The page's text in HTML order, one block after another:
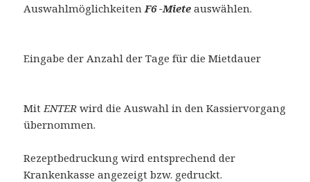
Auswahlmöglichkeiten F6 -Mieteauswählen.
Eingabe der Anzahl der Tage für die Mietdauer
Mit ENTERwird die Auswahl in den Kassiervorgang
übernommen.
Rezeptbedruckung wird entsprechend der
Krankenkasse angezeigt bzw. gedruckt.